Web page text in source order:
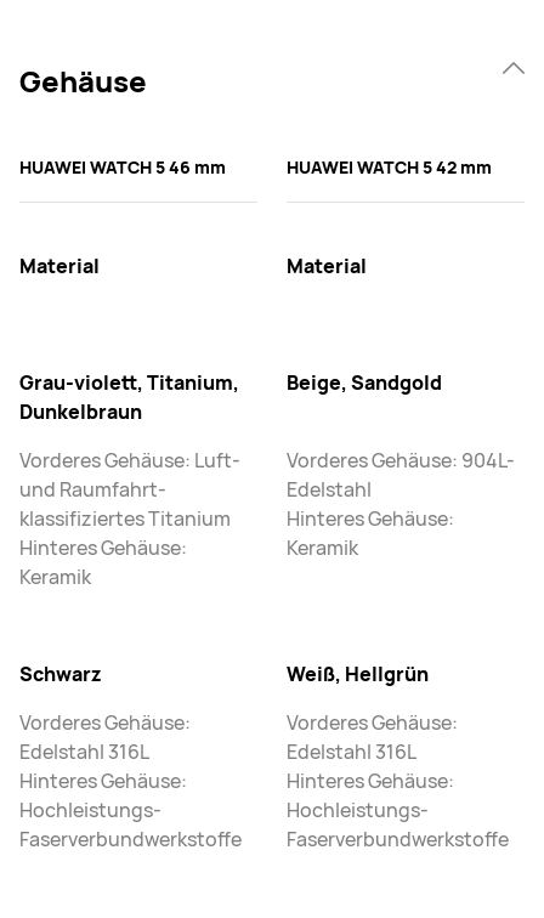
Gehäuse
HUAWEI WATCH 5 46 mm
Material
Grau-violett, Titanium,
Dunkelbraun
Vorderes Gehäuse: Luft-
und Raumfahrt-
klassifiziertes Titanium
Hinteres Gehäuse:
Keramik
Schwarz
Vorderes Gehäuse:
Edelstahl 316L
Hinteres Gehäuse:
Hochleistungs-
Faserverbundwerkstoffe
HUAWEI WATCH 5 42 mm
Material
Beige, Sandgold
Vorderes Gehäuse: 904L-
Edelstahl
Hinteres Gehäuse:
Keramik
Weiß, Hellgrün
Vorderes Gehäuse:
Edelstahl 316L
Hinteres Gehäuse:
Hochleistungs-
Faserverbundwerkstoffe